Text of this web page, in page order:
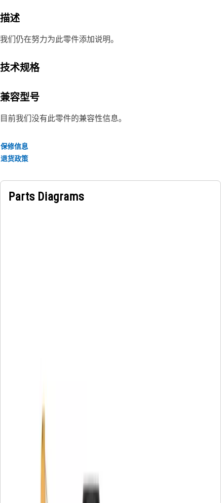
描述
我们仍在努力为此零件添加说明。
技术规格
兼容型号
目前我们没有此零件的兼容性信息。
保修信息
退货政策
Parts Diagrams